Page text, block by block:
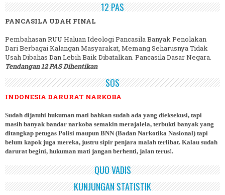
12 PAS
PANCASILA UDAH FINAL
Pembahasan RUU Haluan Ideologi Pancasila Banyak Penolakan
Dari Berbagai Kalangan Masyarakat, Memang Seharusnya Tidak
Usah Dibahas Dan Lebih Baik Dibatalkan. Pancasila Dasar Negara.
Tendangan 12 PAS Dihentikan
SOS
INDONESIA DARURAT NARKOBA
Sudah dijatuhi hukuman mati bahkan sudah ada yang dieksekusi, tapi
masih banyak bandar narkoba semakin merajalela, terbukti banyak yang
ditangkap petugas Polisi maupun BNN (Badan Narkotika Nasional) tapi
belum kapok juga mereka, justru sipir penjara malah terlibat. Kalau sudah
darurat begini, hukuman mati jangan berhenti, jalan terus!.
QUO VADIS
KUNJUNGAN STATISTIK